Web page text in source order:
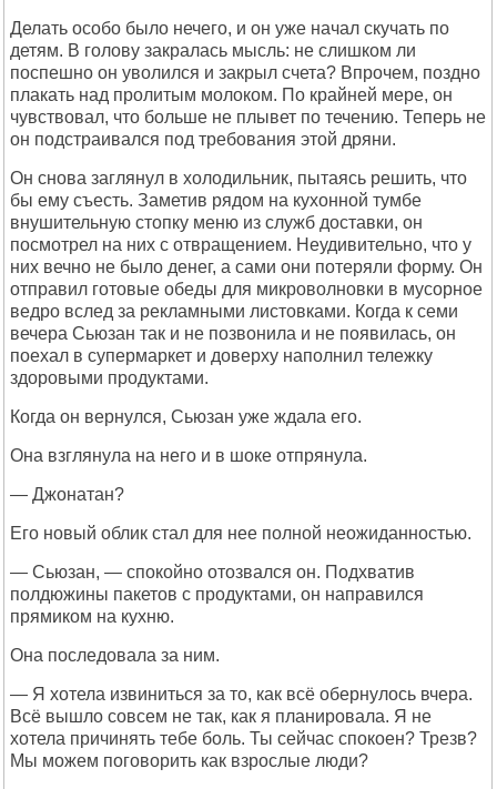
Делать особо было нечего, и он уже начал скучать по
детям. В голову закралась мысль: не слишком ли
поспешно он уволился и закрыл счета? Впрочем, поздно
плакать над пролитым молоком. По крайней мере, он
чувствовал, что больше не плывет по течению. Теперь не
он подстраивался под требования этой дряни.
Он снова заглянул в холодильник, пытаясь решить, что
бы ему съесть. Заметив рядом на кухонной тумбе
внушительную стопку меню из служб доставки, он
посмотрел на них с отвращением. Неудивительно, что у
них вечно не было денег, а сами они потеряли форму. Он
отправил готовые обеды для микроволновки в мусорное
ведро вслед за рекламными листовками. Когда к семи
вечера Сьюзан так и не позвонила и не появилась, он
поехал в супермаркет и доверху наполнил тележку
здоровыми продуктами.
Когда он вернулся, Сьюзан уже ждала его.
Она взглянула на него и в шоке отпрянула.
— Джонатан?
Его новый облик стал для нее полной неожиданностью.
— Сьюзан, — спокойно отозвался он. Подхватив
полдюжины пакетов с продуктами, он направился
прямиком на кухню.
Она последовала за ним.
— Я хотела извиниться за то, как всё обернулось вчера.
Всё вышло совсем не так, как я планировала. Я не
хотела причинять тебе боль. Ты сейчас спокоен? Трезв?
Мы можем поговорить как взрослые люди?